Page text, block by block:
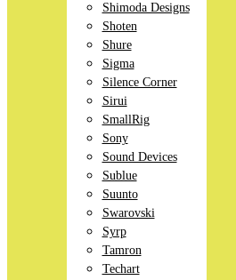
Shimoda Designs
Shoten
Shure
Sigma
Silence Corner
Sirui
SmallRig
Sony
Sound Devices
Sublue
Suunto
Swarovski
Syrp
Tamron
Techart